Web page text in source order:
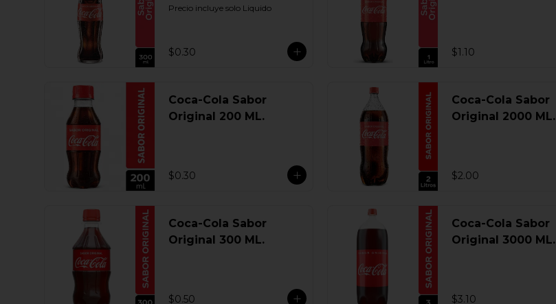
Original 300 ML.
Precio incluye solo Liquido
$0.30 $1.10
Coca-Cola Sabor
Original 200 ML.
$0.30
Coca-Cola Sabor
Original 2000 ML.
$2.00
Coca-Cola Sabor
Original 300 ML.
$0.50
Coca-Cola Sabor
Original 3000 ML.
$3.10